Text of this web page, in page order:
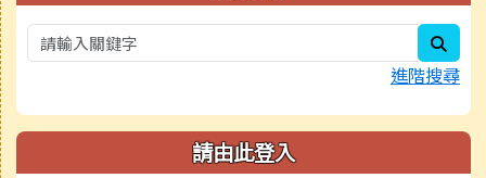
進階搜尋
請由此登入